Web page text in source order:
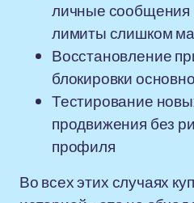
личные сообщения
лимиты слишком
Восстановление
блокировки
Тестирование
продвижения без
профиля
Во всех этих случаях